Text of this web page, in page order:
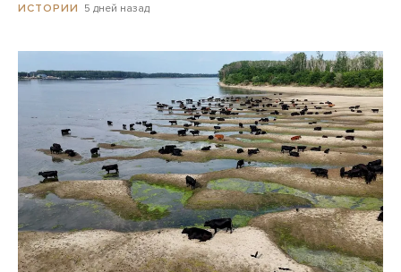
ИСТОРИИ 5 дней назад